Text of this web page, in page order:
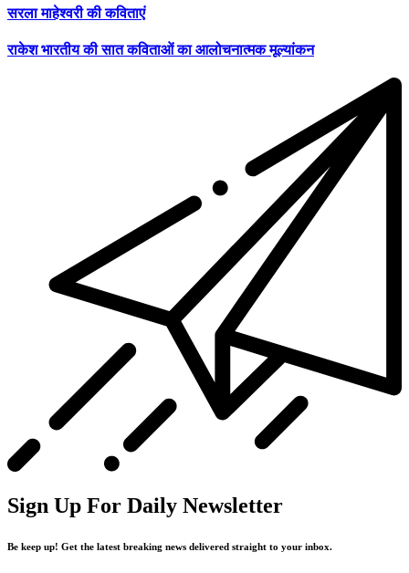
सरला माहेश्वरी की कविताएं
राकेश भारतीय की सात कविताओं का आलोचनात्मक मूल्यांकन
Sign Up For Daily Newsletter
Be keep up! Get the latest breaking news delivered straight to your inbox.